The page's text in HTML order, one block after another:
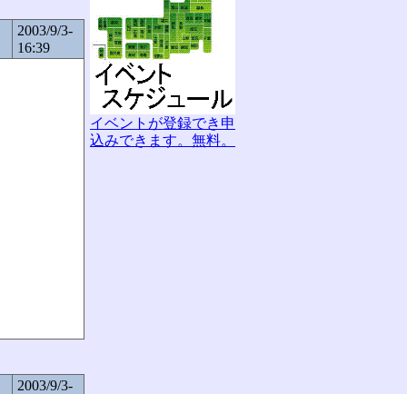
2003/9/3-
16:39
2003/9/3-
イベントが登録でき申
込みできます。無料。